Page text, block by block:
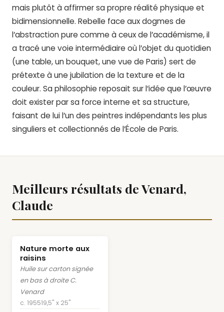
mais plutôt à affirmer sa propre réalité physique et
bidimensionnelle. Rebelle face aux dogmes de
l’abstraction pure comme à ceux de l’académisme, il
a tracé une voie intermédiaire où l’objet du quotidien
(une table, un bouquet, une vue de Paris) sert de
prétexte à une jubilation de la texture et de la
couleur. Sa philosophie reposait sur l’idée que l’œuvre
doit exister par sa force interne et sa structure,
faisant de lui l’un des peintres indépendants les plus
singuliers et collectionnés de l’École de Paris.
Meilleurs résultats de Venard,
Claude
Nature morte aux
raisins
Huile sur carton signée
en bas à droite C.
Venard
c. 195519,5" x 25"